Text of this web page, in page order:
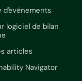
d'événements
logiciel de bilan
articles
Navigator